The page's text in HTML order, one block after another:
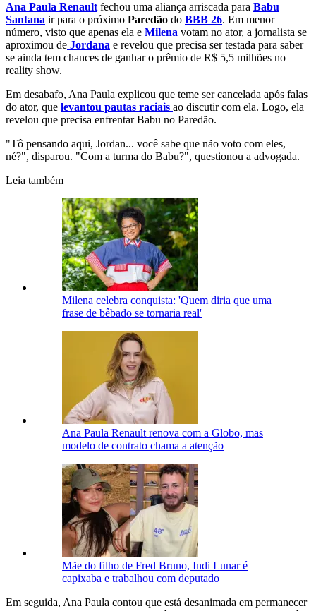
Ana Paula Renault fechou uma aliança arriscada para Babu
Santana ir para o próximo Paredão do BBB 26. Em menor
número, visto que apenas ela e Milena votam no ator, a jornalista se
aproximou de Jordana e revelou que precisa ser testada para saber
se ainda tem chances de ganhar o prêmio de R$ 5,5 milhões no
reality show.
Em desabafo, Ana Paula explicou que teme ser cancelada após falas
do ator, que levantou pautas raciais ao discutir com ela. Logo, ela
revelou que precisa enfrentar Babu no Paredão.
"Tô pensando aqui, Jordan... você sabe que não voto com eles,
né?", disparou. "Com a turma do Babu?", questionou a advogada.
Leia também
Milena celebra conquista: 'Quem diria que uma
frase de bêbado se tornaria real'
Ana Paula Renault renova com a Globo, mas
modelo de contrato chama a atenção
Mãe do filho de Fred Bruno, Indi Lunar é
capixaba e trabalhou com deputado
Em seguida, Ana Paula contou que está desanimada em permanecer